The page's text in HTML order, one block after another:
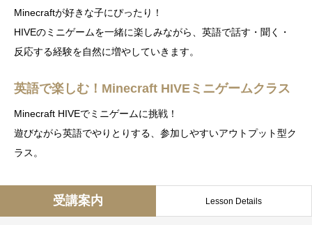
Minecraftが好きな子にぴったり！
HIVEのミニゲームを一緒に楽しみながら、英語で話す・聞く・
反応する経験を自然に増やしていきます。
英語で楽しむ！Minecraft HIVEミニゲームクラス
Minecraft HIVEでミニゲームに挑戦！
遊びながら英語でやりとりする、参加しやすいアウトプット型ク
ラス。
受講案内 Lesson Details